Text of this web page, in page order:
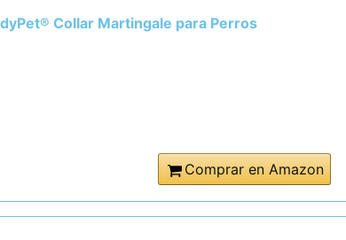
Collar Martingale para Perros
Comprar en Amazon